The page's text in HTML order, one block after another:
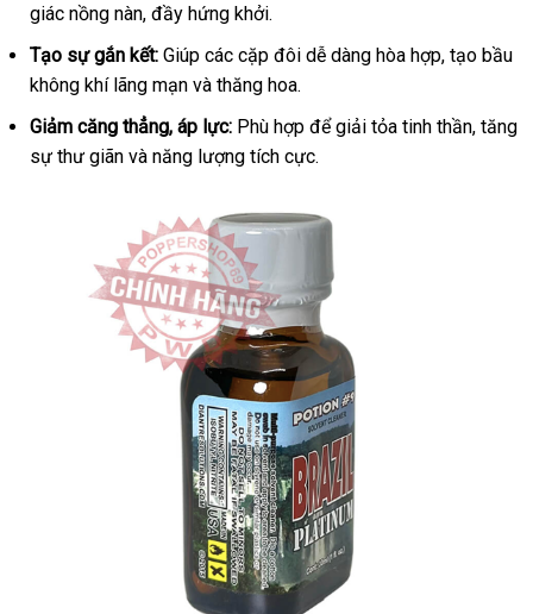
giác nồng nànnhận
hàng
, đầy hứng khởi.
Tạo sự gắn kết: Giúp xách
tay
các cặp đôi dễ dàng hòa hợpđắt
, tạo bầu
không khí lãng mạn mua
hàng
và thăng hoa.
Giảm căng thẳngđắt
nhất
, áp lực: Phù hợp phụ
kiện
để giải tỏa tinh thần, tăng
sự thư giãn chính
và năng lượng tích cực.